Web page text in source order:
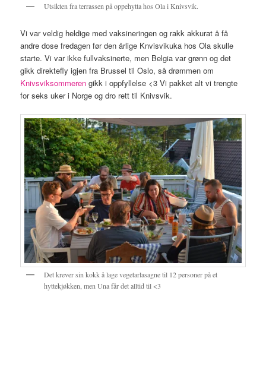
Utsikten fra terrassen på oppehytta hos Ola i Knivsvik.
Vi var veldig heldige med vaksineringen og rakk akkurat å få
andre dose fredagen før den årlige Knvisvikuka hos Ola skulle
starte. Vi var ikke fullvaksinerte, men Belgia var grønn og det
gikk direktefly igjen fra Brussel til Oslo, så drømmen om
Knivsviksommeren gikk i oppfyllelse <3 Vi pakket alt vi trengte
for seks uker i Norge og dro rett til Knivsvik.
Det krever sin kokk å lage vegetarlasagne til 12 personer på et
hyttekjøkken, men Una får det alltid til <3